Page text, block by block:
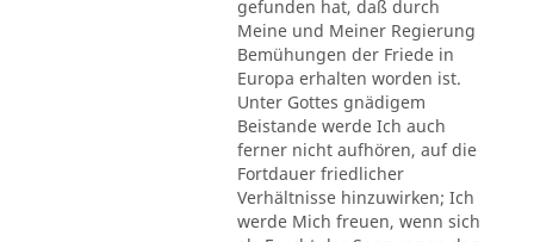
gefunden hat, daß durch
Meine und Meiner Regierung
Bemühungen der Friede in
Europa erhalten worden ist.
Unter Gottes gnädigem
Beistande werde Ich auch
ferner nicht aufhören, auf die
Fortdauer friedlicher
Verhältnisse hinzuwirken; Ich
werde Mich freuen, wenn sich